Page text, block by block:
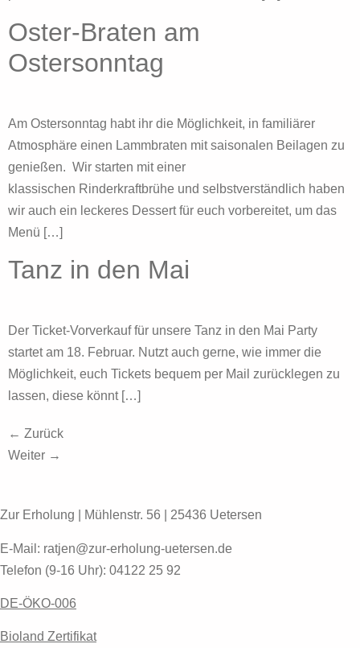
Oster-Braten am
Ostersonntag
Am Ostersonntag habt ihr die Möglichkeit, in familiärer
Atmosphäre einen Lammbraten mit saisonalen Beilagen zu
genießen. Wir starten mit einer
klassischen Rinderkraftbrühe und selbstverständlich haben
wir auch ein leckeres Dessert für euch vorbereitet, um das
Menü […]
Tanz in den Mai
Der Ticket-Vorverkauf für unsere Tanz in den Mai Party
startet am 18. Februar. Nutzt auch gerne, wie immer die
Möglichkeit, euch Tickets bequem per Mail zurücklegen zu
lassen, diese könnt […]
← Zurück
Weiter →
Zur Erholung | Mühlenstr. 56 | 25436 Uetersen
E-Mail: ratjen@zur-erholung-uetersen.de
Telefon (9-16 Uhr): 04122 25 92
DE-ÖKO-006
Bioland Zertifikat